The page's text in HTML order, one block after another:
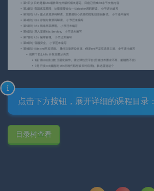
点击下方按钮，展开详细的课程目录：
目录树查看